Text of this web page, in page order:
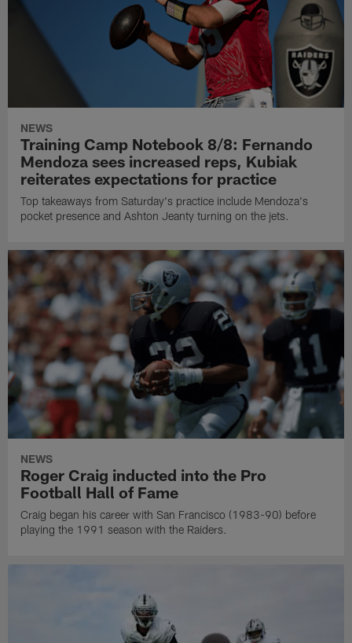
NEWS
Training Camp Notebook 8/8: Fernando
Mendoza sees increased reps, Kubiak
reiterates expectations for practice
Top takeaways from Saturday's practice include Mendoza's
pocket presence and Ashton Jeanty turning on the jets.
NEWS
Roger Craig inducted into the Pro
Football Hall of Fame
Craig began his career with San Francisco (1983-90) before
playing the 1991 season with the Raiders.